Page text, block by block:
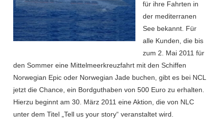
für ihre Fahrten in
der mediterranen
See bekannt. Für
alle Kunden, die bis
zum 2. Mai 2011 für
den Sommer eine Mittelmeerkreuzfahrt mit den Schiffen
Norwegian Epic oder Norwegian Jade buchen, gibt es bei NCL
jetzt die Chance, ein Bordguthaben von 500 Euro zu erhalten.
Hierzu beginnt am 30. März 2011 eine Aktion, die von NLC
unter dem Titel „Tell us your story“ veranstaltet wird.